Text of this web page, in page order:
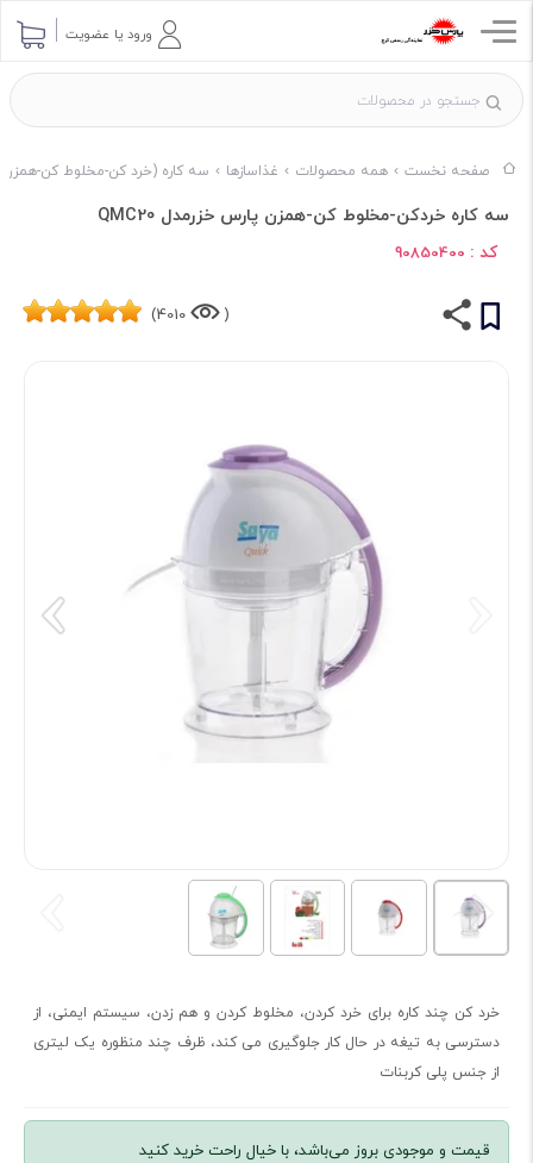
ورود یا عضویت
صفحه نخست همه محصولات غذاسازها سه کاره (خرد كن-مخلوط كن-
سه کاره خردکن-مخلوط کن-همزن پارس خزرمدل QMC20
کد : 90850400
(
4010)
خرد کن چند کاره برای خرد کردن، مخلوط کردن و هم زدن، سیستم ایمنی، از
دسترسی به تیغه در حال کار جلوگیری می کند، ظرف چند منظوره یک لیتری
از جنس پلی کربنات
قیمت و موجودی بروز می‌باشد، با خیال راحت خرید کنید